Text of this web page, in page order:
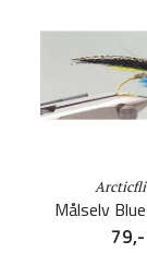
Målselv
79,-